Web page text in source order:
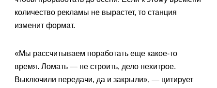
количество рекламы не вырастет, то станция
изменит формат.
«Мы рассчитываем поработать еще какое-то
время. Ломать — не строить, дело нехитрое.
Выключили передачи, да и закрыли», — цитирует